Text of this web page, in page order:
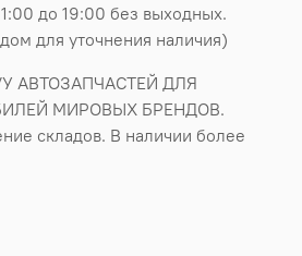
до 19:00 без выходных.
для уточнения наличия)
АВТОЗАПЧАСТЕЙ ДЛЯ
МИРОВЫХ БРЕНДОВ.
складов. В наличии более